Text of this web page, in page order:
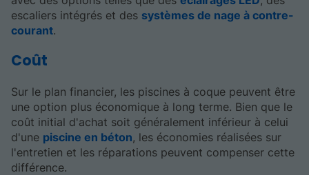
escaliers intégrés et des systèmes de nage à contre-
courant.
Coût
Sur le plan financier, les piscines à coque peuvent être
une option plus économique à long terme. Bien que le
coût initial d'achat soit généralement inférieur à celui
d'une piscine en béton, les économies réalisées sur
l'entretien et les réparations peuvent compenser cette
différence.